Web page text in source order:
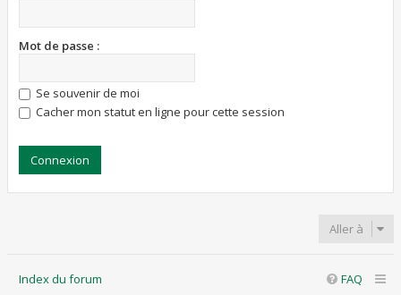
Mot de passe :
Se souvenir de moi
Cacher mon statut en ligne pour cette session
Aller à
Index du forum FAQ